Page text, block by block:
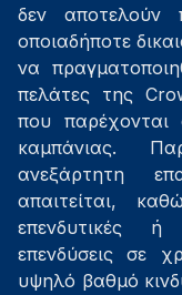
δεν αποτελούν
οποιαδήποτε
να
πελάτες της
που παρέχονται
καμπάνιας.
ανεξάρτητη
απαιτείται,
επενδυτικές
επενδύσεις σε
υψηλό βαθμό